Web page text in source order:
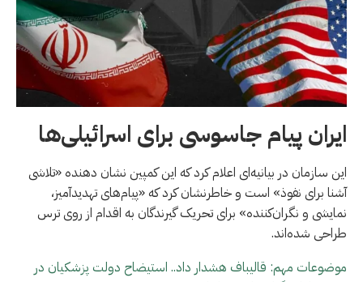
ایران پیام جاسوسی برای اسرائیلی‌ها
این سازمان در بیانیه‌ای اعلام کرد که این کمپین نشان دهنده «تلاشی
آشنا برای نفوذ» است و خاطرنشان کرد که «پیام‌های تهدیدآمیز،
نمایشی و نگران‌کننده» برای تحریک گیرندگان به اقدام از روی ترس
طراحی شده‌اند.
موضوعات مهم: قالیباف هشدار داد.. استیضاح دولت پزشکیان در